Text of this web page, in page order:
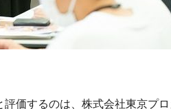
価するのは、株式会社東京プ